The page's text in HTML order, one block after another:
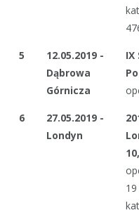
5
12.05.2019 -
Dąbrowa
Górnicza
IX
6
27.05.2019 -
Londyn